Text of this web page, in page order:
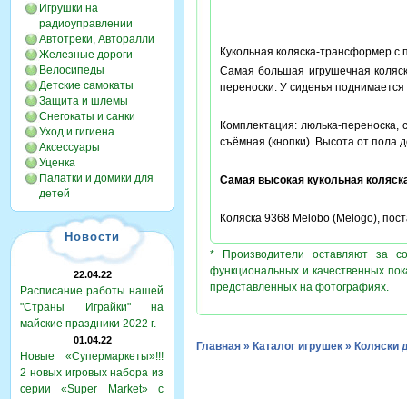
Игрушки на
радиоуправлении
Автотреки, Авторалли
Железные дороги
Велосипеды
Детские самокаты
Защита и шлемы
Снегокаты и санки
Уход и гигиена
Аксессуары
Уценка
Палатки и домики для
детей
Новости
22.04.22
Расписание работы нашей
"Страны Играйки" на
майские праздники 2022 г.
01.04.22
Новые «Супермаркеты»!!!
2 новых игровых набора из
серии «Super Market» с
Кукольная коляска-трансформер с
Самая большая игрушечная
переноски. У сиденья
Комплектация: люлька-
съёмная (кнопки). Высота от пола
Самая высокая кукольная
Коляска 9368 Melobo (Melogo),
* Производители оставляют за
функциональных и качественных
представленных на фотографиях.
Главная » Каталог игрушек » Коляски